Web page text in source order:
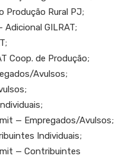
Produção Rural PJ;
Adicional GILRAT;
Coop. de Produção;
Avulsos;
— Empregados/Avulsos;
Individuais;
— Contribuintes